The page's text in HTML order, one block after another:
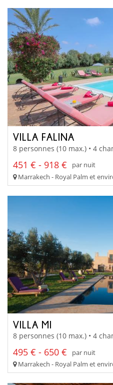
VILLA FALINA
8 personnes (10 max.) • 4
451 € - 918 €
par nuit
Marrakech - Royal Palm et
VILLA MI
8 personnes (10 max.) • 4
495 € - 650 €
par nuit
Marrakech - Royal Palm et